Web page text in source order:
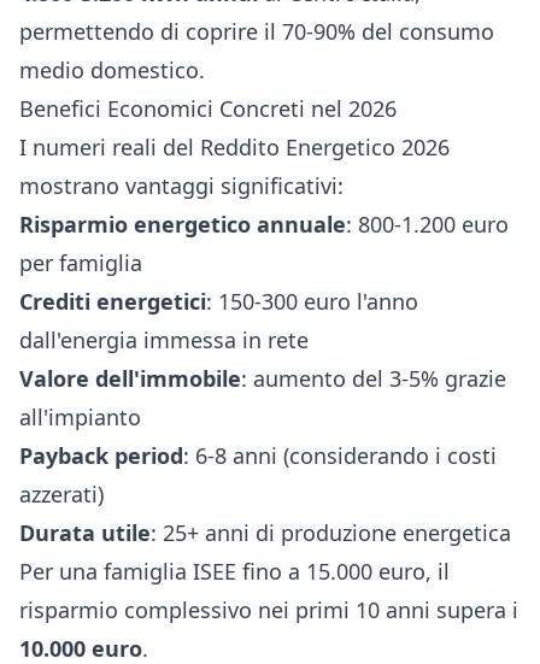
permettendo di coprire il 70-90% del consumo
medio domestico.
Benefici Economici Concreti nel 2026
I numeri reali del Reddito Energetico 2026
mostrano vantaggi significativi:
Risparmio energetico annuale: 800-1.200 euro
per famiglia
Crediti energetici: 150-300 euro l'anno
dall'energia immessa in rete
Valore dell'immobile: aumento del 3-5% grazie
all'impianto
Payback period: 6-8 anni (considerando i costi
azzerati)
Durata utile: 25+ anni di produzione energetica
Per una famiglia ISEE fino a 15.000 euro, il
risparmio complessivo nei primi 10 anni supera i
10.000 euro.